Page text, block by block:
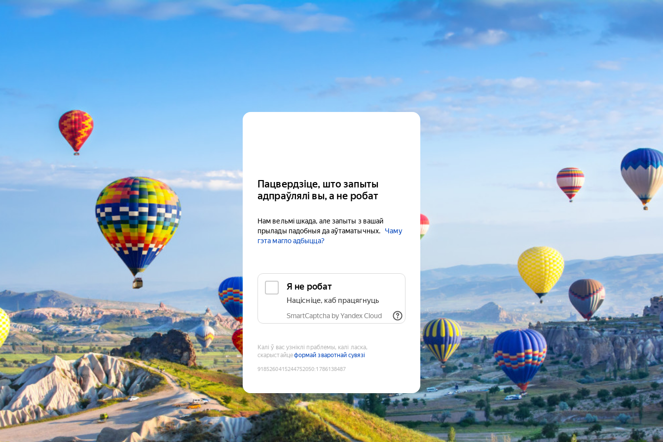
Пацвердзіце, што запыты
адпраўлялі вы, а не робат
Нам вельмі шкада, але запыты з вашай
прылады падобныя да аўтаматычных.
Чаму
гэта магло адбыцца?
Я не робат
Націсніце, каб працягнуць
SmartCaptcha by Yandex Cloud
Калі ў вас узніклі праблемы, калі ласка,
скарыстайцеформай зваротнай сувязі
9185260415244752050:1786138487